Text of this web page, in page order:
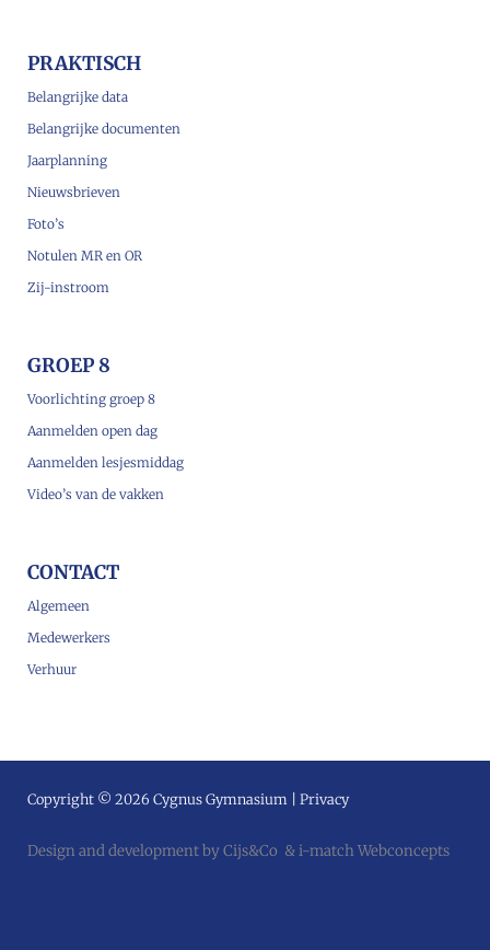
PRAKTISCH
Belangrijke data
Belangrijke documenten
Jaarplanning
Nieuwsbrieven
Foto’s
Notulen MR en OR
Zij-instroom
GROEP 8
Voorlichting groep 8
Aanmelden open dag
Aanmelden lesjesmiddag
Video’s van de vakken
CONTACT
Algemeen
Medewerkers
Verhuur
Copyright © 2026 Cygnus Gymnasium | Privacy
Design and development by Cijs&Co &i-match Webconcepts